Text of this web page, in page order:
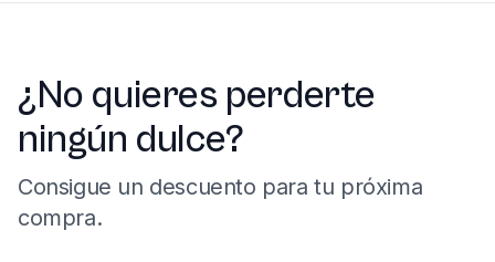
¿No quieres perderte
ningún dulce?
Consigue un descuento para tu próxima
compra.